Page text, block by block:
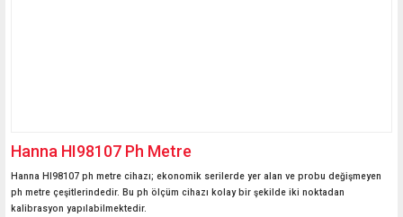
Hanna HI98107 Ph Metre
Hanna HI98107 ph metre cihazı; ekonomik serilerde yer alan ve probu değişmeyen
ph metre çeşitlerindedir. Bu ph ölçüm cihazı kolay bir şekilde iki noktadan
kalibrasyon yapılabilmektedir.